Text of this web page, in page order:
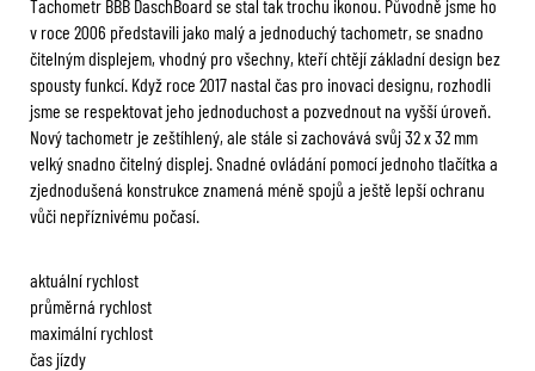
Tachometr BBB DaschBoard se stal tak trochu ikonou. Původně jsme ho
v roce 2006 představili jako malý a jednoduchý tachometr, se snadno
čitelným displejem, vhodný pro všechny, kteří chtějí základní design bez
spousty funkcí. Když roce 2017 nastal čas pro inovaci designu, rozhodli
jsme se respektovat jeho jednoduchost a pozvednout na vyšší úroveň.
Nový tachometr je zeštíhlený, ale stále si zachovává svůj 32 x 32 mm
velký snadno čitelný displej. Snadné ovládání pomocí jednoho tlačítka a
zjednodušená konstrukce znamená méně spojů a ještě lepší ochranu
vůči nepříznivému počasí.
aktuální rychlost
průměrná rychlost
maximální rychlost
čas jízdy